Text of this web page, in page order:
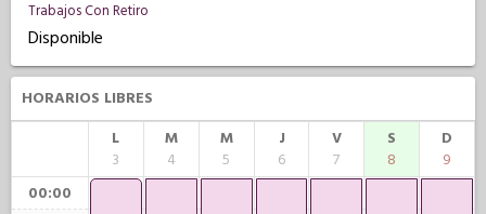
Trabajos Con Retiro
Disponible
HORARIOS LIBRES
L
3
M
4
M
5
J
6
V
7
S
8
D
9
00:00